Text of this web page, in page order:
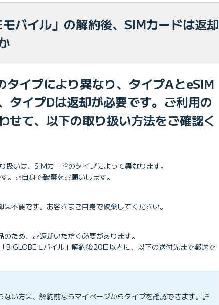
モバイル」の解約後、SIMカードは返却
タイプにより異なり、タイプAとeSIM
タイプDは返却が必要です。ご利用の
せて、以下の取り扱い方法をご確認く
扱いは、SIMカードのタイプによって異なります。
。ご自身で破棄をお願いします。
不要です。お客さまご自身で破棄してください。
ため、ご返却いただく必要があります。
BIGLOBEモバイル」解約後20日以内に、以下の送付先まで郵送で
ない方は、解約前ならマイページからタイプを確認できます。詳